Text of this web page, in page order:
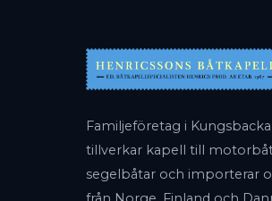
Familjeföretag i Kungsbacka
tillverkar kapell till
segelbåtar och importerar